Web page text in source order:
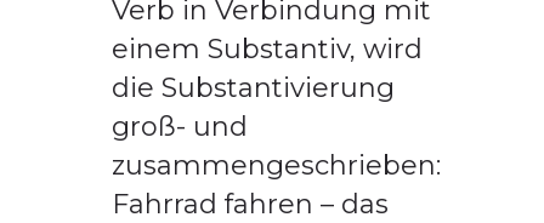
Verb in Verbindung mit
einem Substantiv, wird
die Substantivierung
groß- und
zusammengeschrieben:
Fahrrad fahren – das